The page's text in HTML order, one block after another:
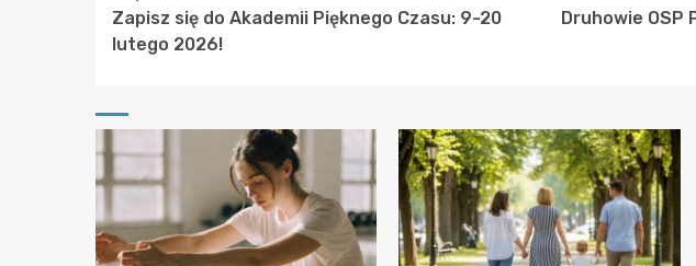
Reading
Zapisz się do Akademii Pięknego Czasu: 9-20
lutego 2026!
Druhowie